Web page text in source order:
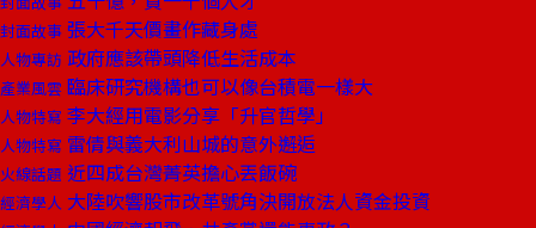
封面故事 張大千天價畫作藏身處
人物專訪 政府應該帶頭降低生活成本
產業風雲 臨床研究機構也可以像台積電一樣大
人物特寫 李大經用電影分享「升官哲學」
人物特寫 雷倩與義大利山城的意外邂逅
火線話題 近四成台灣菁英擔心丟飯碗
經濟學人 大陸吹響股市改革號角決開放法人資金投資